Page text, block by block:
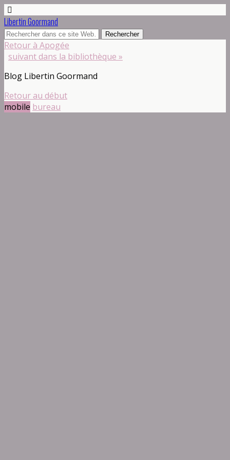
Libertin Goormand
Retour à Apogée
suivant dans la bibliothèque »
Blog Libertin Goormand
Retour au début
mobile bureau